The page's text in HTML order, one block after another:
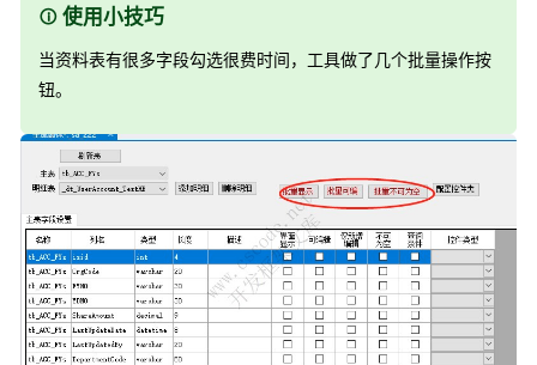
使用小技巧
当资料表有很多字段勾选很费时间，工具做了几个批量操作按
钮。